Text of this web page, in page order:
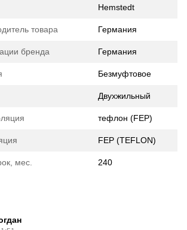
Hemstedt
товара Германия
бренда Германия
Безмуфтовое
Двухжильный
тефлон (FEP)
FEP (TEFLON)
мес. 240